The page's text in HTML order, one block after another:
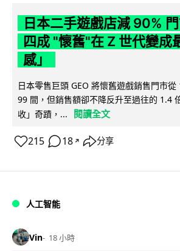
日本二手遊戲店減 90%
四成 "懷舊"在 Z 世代變成
感」
日本零售巨頭 GEO 將懷舊遊戲銷售門市
99 間，但銷售額卻不降反升至過往的 1.4
收」奇蹟，...
閱讀全文
215 18 ↗ 分享
人工智能
Vin 18 小時